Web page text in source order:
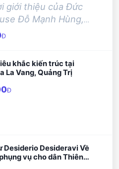
giới thiệu của Đức
Đỗ Mạnh Hùng,
Giáo phận Phan
Đ
khắc kiến trúc tại
La Vang, Quảng Trị
Đ
Desiderio Desideravi Về
vụ cho dân Thiên